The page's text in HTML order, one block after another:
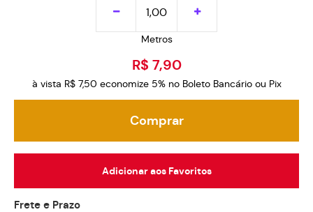
Metros
R$ 7,90
à vista R$ 7,50 economize 5% no Boleto Bancário ou Pix
Comprar
Adicionar aos Favoritos
Frete e Prazo